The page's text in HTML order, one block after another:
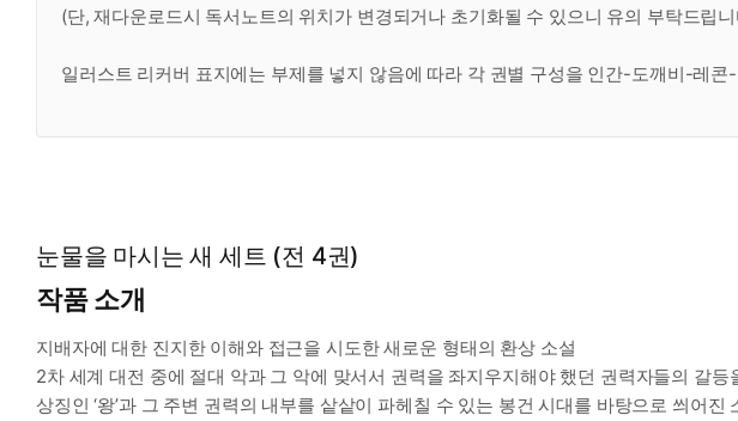
(단, 재다운로드시 독서노트의 위치가 변경되거나 초기화될 수 있으니 유의 부탁드립
일러스트 리커버 표지에는 부제를 넣지 않음에 따라 각 권별 구성을 인간-도깨비-레
눈물을 마시는 새 세트 (전 4권)
작품 소개
지배자에 대한 진지한 이해와 접근을 시도한 새로운 형태의 환상 소설
2차 세계 대전 중에 절대 악과 그 악에 맞서서 권력을 좌지우지해야 했던 권력자들의 갈
상징인 ‘왕’과 그 주변 권력의 내부를 샅샅이 파헤칠 수 있는 봉건 시대를 바탕으로 씌어